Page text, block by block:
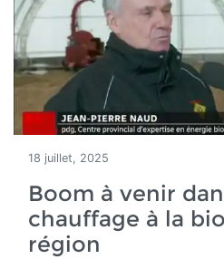
18 juillet, 2025
Boom à venir
chauffage à la
région